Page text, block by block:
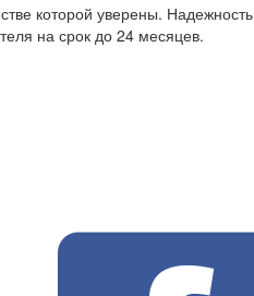
которой уверены. Надежность
на срок до 24 месяцев.